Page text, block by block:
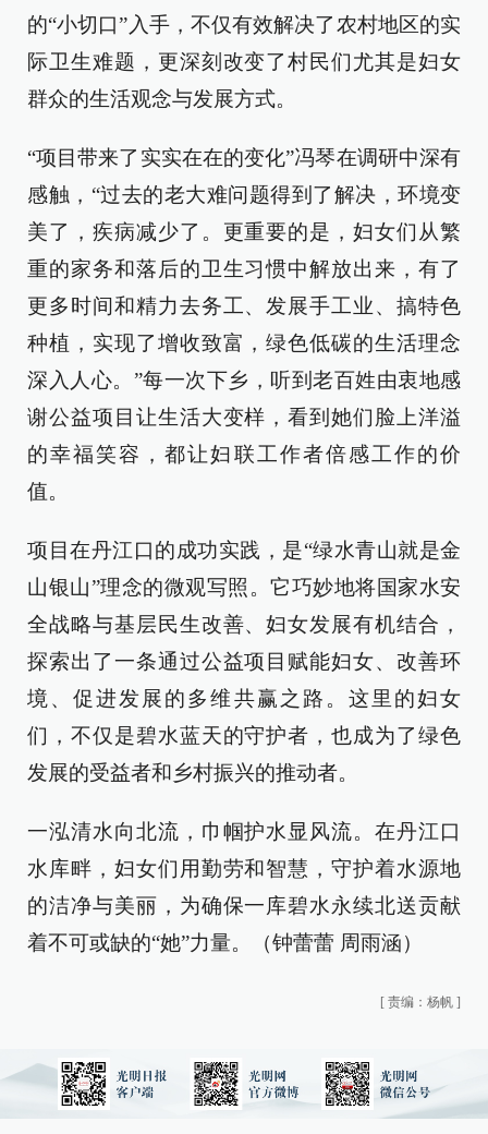
的“小切口”入手，不仅有效解决了农村地区的实
际卫生难题，更深刻改变了村民们尤其是妇女
群众的生活观念与发展方式。
“项目带来了实实在在的变化”冯琴在调研中深有
感触，“过去的老大难问题得到了解决，环境变
美了，疾病减少了。更重要的是，妇女们从繁
重的家务和落后的卫生习惯中解放出来，有了
更多时间和精力去务工、发展手工业、搞特色
种植，实现了增收致富，绿色低碳的生活理念
深入人心。”每一次下乡，听到老百姓由衷地感
谢公益项目让生活大变样，看到她们脸上洋溢
的幸福笑容，都让妇联工作者倍感工作的价
值。
项目在丹江口的成功实践，是“绿水青山就是金
山银山”理念的微观写照。它巧妙地将国家水安
全战略与基层民生改善、妇女发展有机结合，
探索出了一条通过公益项目赋能妇女、改善环
境、促进发展的多维共赢之路。这里的妇女
们，不仅是碧水蓝天的守护者，也成为了绿色
发展的受益者和乡村振兴的推动者。
一泓清水向北流，巾帼护水显风流。在丹江口
水库畔，妇女们用勤劳和智慧，守护着水源地
的洁净与美丽，为确保一库碧水永续北送贡献
着不可或缺的“她”力量。（钟蕾蕾 周雨涵）
[ 责编：杨帆 ]